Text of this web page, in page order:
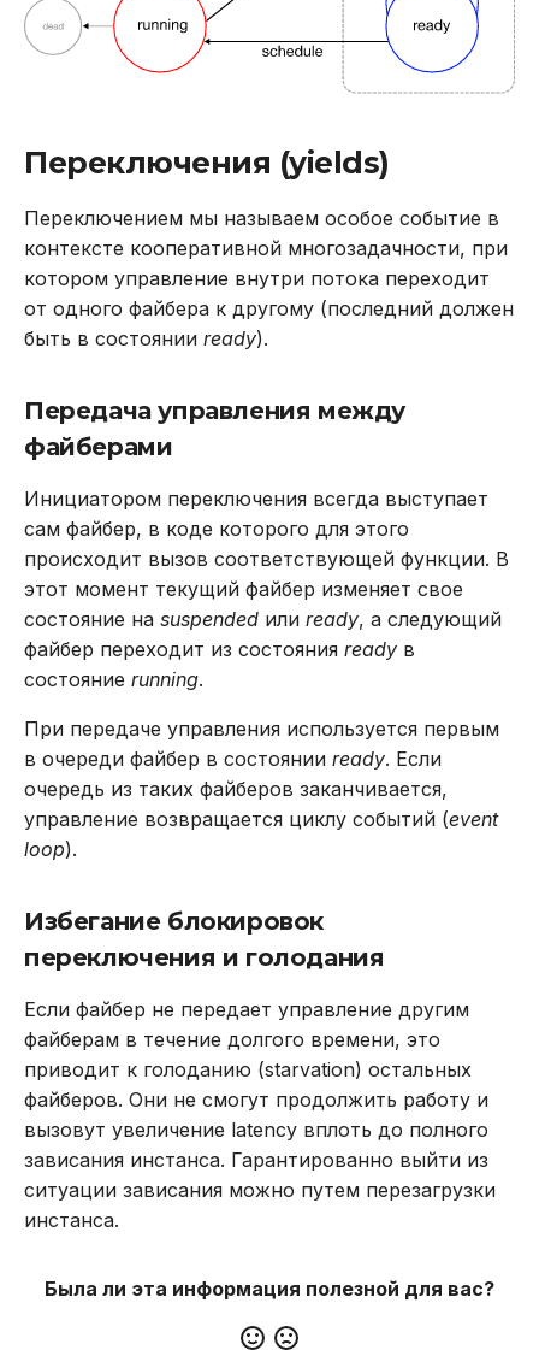
Переключения (yields)
Переключением мы называем особое событие в
контексте кооперативной многозадачности, при
котором управление внутри потока переходит
от одного файбера к другому (последний должен
быть в состоянии ready).
Передача управления между
файберами
Инициатором переключения всегда выступает
сам файбер, в коде которого для этого
происходит вызов соответствующей функции. В
этот момент текущий файбер изменяет свое
состояние на suspended или ready, а следующий
файбер переходит из состояния ready в
состояние running.
При передаче управления используется первым
в очереди файбер в состоянии ready. Если
очередь из таких файберов заканчивается,
управление возвращается циклу событий (event
loop).
Избегание блокировок
переключения и голодания
Если файбер не передает управление другим
файберам в течение долгого времени, это
приводит к голоданию (starvation) остальных
файберов. Они не смогут продолжить работу и
вызовут увеличение latency вплоть до полного
зависания инстанса. Гарантированно выйти из
ситуации зависания можно путем перезагрузки
инстанса.
Была ли эта информация полезной для вас?